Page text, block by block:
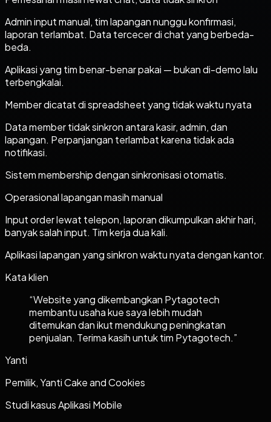
Admin input manual, tim lapangan nunggu konfirmasi,
laporan terlambat. Data tercecer di chat yang berbeda-
beda.
Aplikasi yang tim benar-benar pakai — bukan di-demo lalu
terbengkalai.
Member dicatat di spreadsheet yang tidak waktu nyata
Data member tidak sinkron antara kasir, admin, dan
lapangan. Perpanjangan terlambat karena tidak ada
notifikasi.
Sistem membership dengan sinkronisasi otomatis.
Operasional lapangan masih manual
Input order lewat telepon, laporan dikumpulkan akhir hari,
banyak salah input. Tim kerja dua kali.
Aplikasi lapangan yang sinkron waktu nyata dengan kantor.
Kata klien
“Website yang dikembangkan Pytagotech
membantu usaha kue saya lebih mudah
ditemukan dan ikut mendukung peningkatan
penjualan. Terima kasih untuk tim Pytagotech.”
Yanti
Pemilik, Yanti Cake and Cookies
Studi kasusAplikasi Mobile